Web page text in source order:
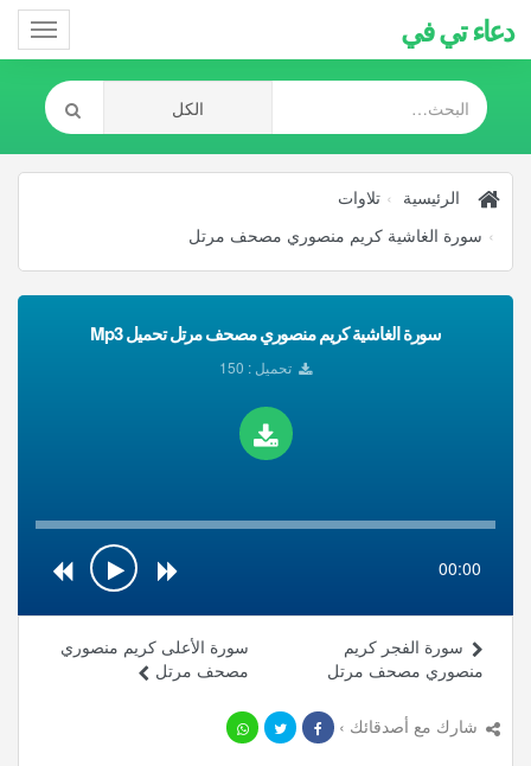
دعاء تي في
الرئيسية
تلاوات
سورة الغاشية كريم منصوري مصحف مرتل
سورة الغاشية كريم منصوري مصحف مرتل تحميل Mp3
تحميل : 150
00:00
سورة الأعلى كريم منصوري
مصحف مرتل
سورة الفجر كريم
منصوري مصحف مرتل
شارك مع أصدقائك ›